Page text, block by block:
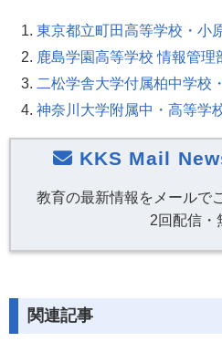
東京都立町田高等学校・小
鹿島学園高等学校 情報管理
二松学舎大学付属柏中学校
神奈川大学附属中・高等学
KKS Mail
教育の最新情報をメールで
2回配信・
関連記事